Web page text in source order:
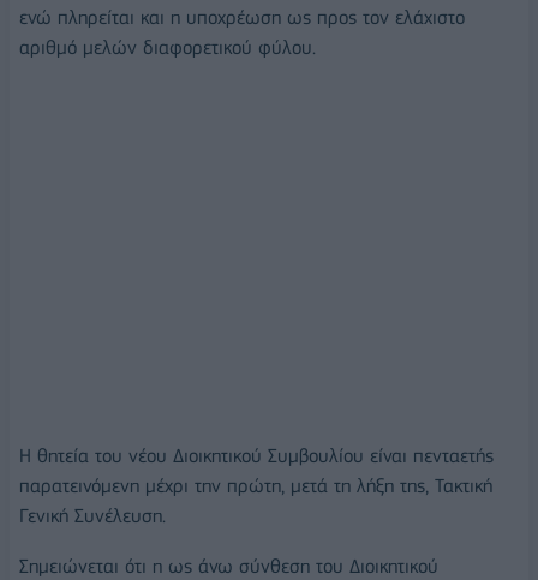
ενώ πληρείται και η υποχρέωση ως προς τον ελάχιστο
αριθμό μελών διαφορετικού φύλου.
Η θητεία του νέου Διοικητικού Συμβουλίου είναι πενταετής
παρατεινόμενη μέχρι την πρώτη, μετά τη λήξη της, Τακτική
Γενική Συνέλευση.
Σημειώνεται ότι η ως άνω σύνθεση του Διοικητικού